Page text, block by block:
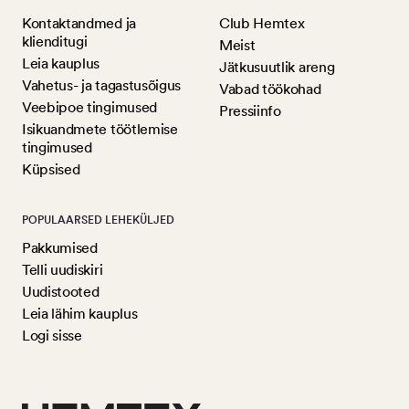
Kontaktandmed ja
klienditugi
Leia kauplus
Vahetus- ja tagastusõigus
Veebipoe tingimused
Isikuandmete töötlemise
tingimused
Küpsised
Club Hemtex
Meist
Jätkusuutlik areng
Vabad töökohad
Pressiinfo
POPULAARSED LEHEKÜLJED
Pakkumised
Telli uudiskiri
Uudistooted
Leia lähim kauplus
Logi sisse